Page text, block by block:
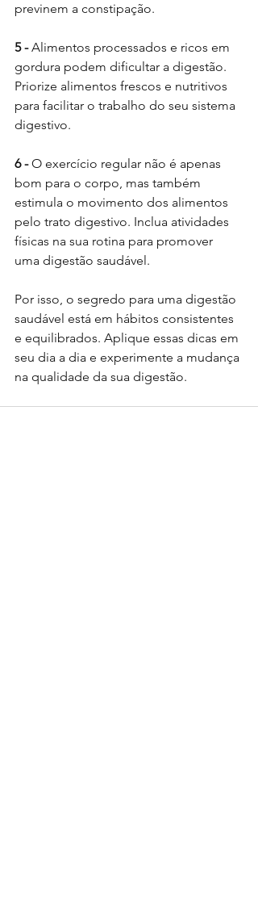
previnem a constipação.
5 - Alimentos processados e ricos em
gordura podem dificultar a digestão.
Priorize alimentos frescos e nutritivos
para facilitar o trabalho do seu sistema
digestivo.
6 - O exercício regular não é apenas
bom para o corpo, mas também
estimula o movimento dos alimentos
pelo trato digestivo. Inclua atividades
físicas na sua rotina para promover
uma digestão saudável.
Por isso, o segredo para uma digestão
saudável está em hábitos consistentes
e equilibrados. Aplique essas dicas em
seu dia a dia e experimente a mudança
na qualidade da sua digestão.